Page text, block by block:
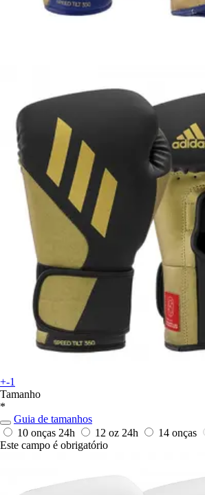
+-1
Tamanho
*
Guia de tamanhos
10 onças 24h 12 oz 24h 14 onças
Este campo é obrigatório